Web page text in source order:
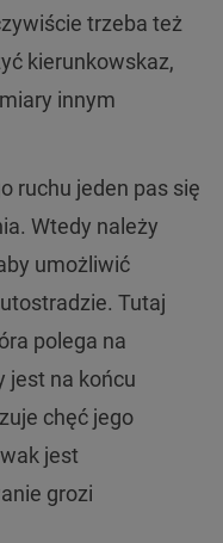
trzeba też
kierunkowskaz,
innym
ruchu jeden pas się
Wtedy należy
umożliwić
Tutaj
polega na
jest na końcu
chęć jego
jest
grozi